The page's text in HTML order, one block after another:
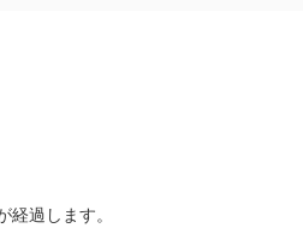
過します。